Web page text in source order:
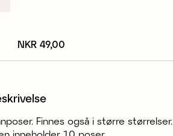
Pris :NKR 49,00
NKR 49,00
Finnes også i større størrelser.